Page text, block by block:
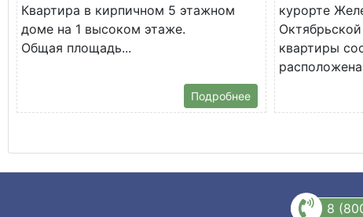
Квартира в кирпичном 5 этажном
доме на 1 высоком этаже.
Общая площадь...
Подробнее
курорте
квартиры
8